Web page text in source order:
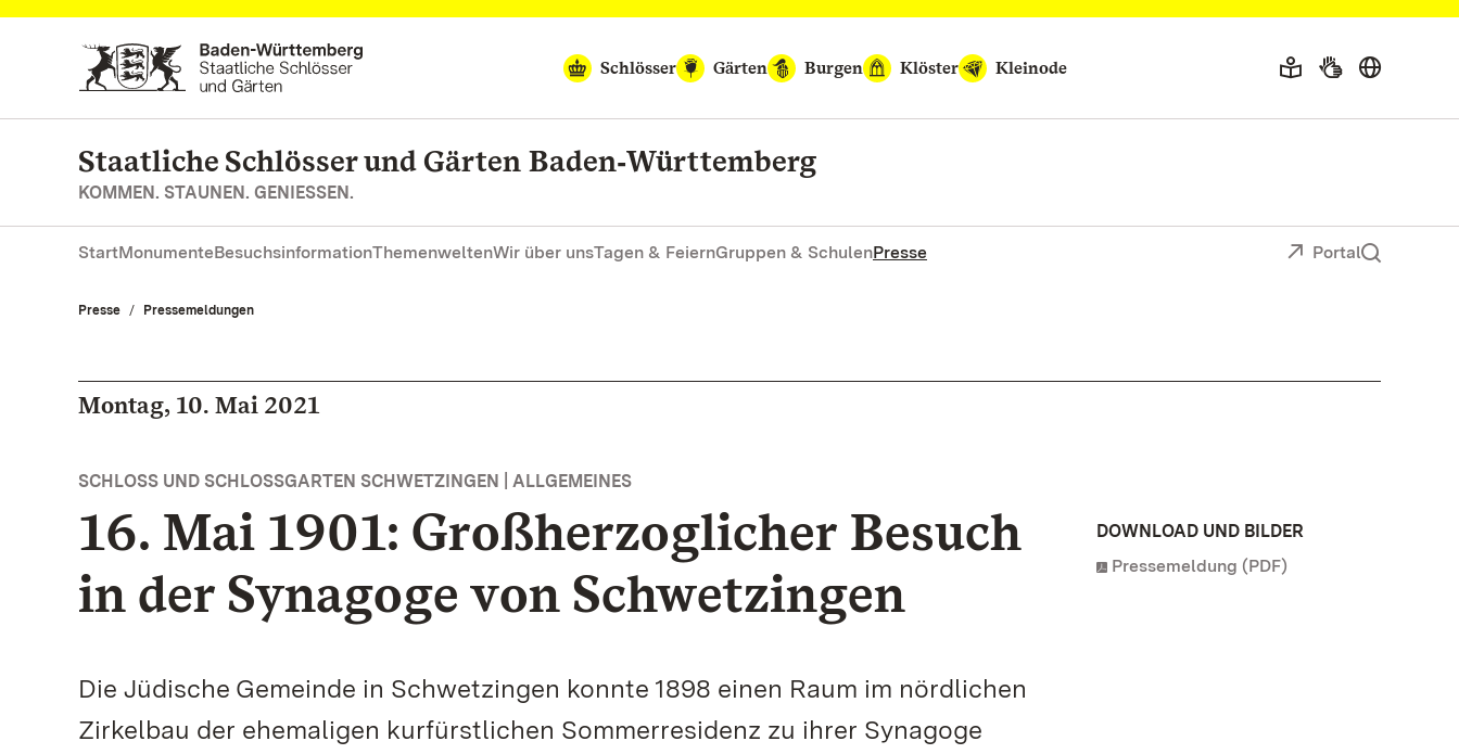
Zum Hauptinhalt springen
Schlösser
Gärten Burgen Klöster Kleinode
Staatliche Schlösser und Gärten Baden‑Württemberg
KOMMEN. STAUNEN. GENIESSEN.
StartMonumenteBesuchsinformationThemenweltenWir über unsTagen & FeiernGruppen & SchulenPresse Portal
Presse Pressemeldungen
Montag, 10. Mai 2021
SCHLOSS UND SCHLOSSGARTEN SCHWETZINGEN | ALLGEMEINES
16. Mai 1901: Großherzoglicher Besuch
in der Synagoge von Schwetzingen
Die Jüdische Gemeinde in Schwetzingen konnte 1898 einen Raum im nördlichen
Zirkelbau der ehemaligen kurfürstlichen Sommerresidenz zu ihrer Synagoge
DOWNLOAD UND BILDER
Pressemeldung (PDF)